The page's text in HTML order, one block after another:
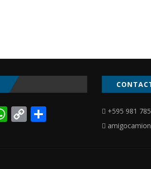
WhatsApp
CopyCompartir+595 981